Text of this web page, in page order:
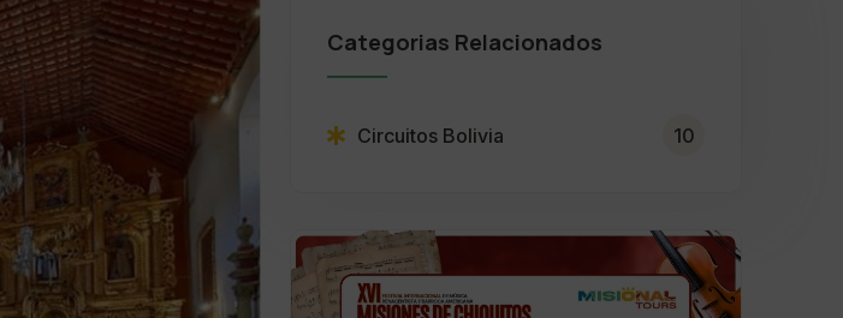
Categorias Relacionados
Circuitos Bolivia 10